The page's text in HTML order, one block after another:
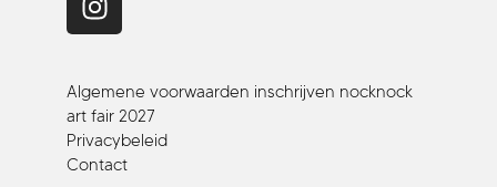
Algemene voorwaarden inschrijven nocknock
art fair 2027
Privacybeleid
Contact